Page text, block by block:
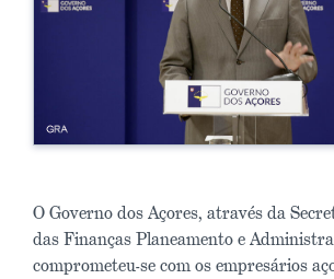
O Governo dos Açores, através da
das Finanças Planeamento e
comprometeu-se com os empresários